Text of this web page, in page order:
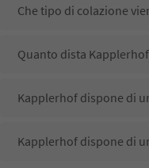
Che tipo di colazione
Quanto dista
Kapplerhof dispone di
Kapplerhof dispone di